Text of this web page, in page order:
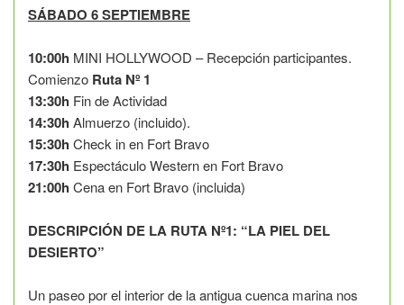
SÁBADO 6 SEPTIEMBRE
10:00h MINI HOLLYWOOD – Recepción participantes.
Comienzo Ruta Nº 1
13:30h Fin de Actividad
14:30h Almuerzo (incluido).
15:30h Check in en Fort Bravo
17:30h Espectáculo Western en Fort Bravo
21:00h Cena en Fort Bravo (incluida)
DESCRIPCIÓN DE LA RUTA Nº1: “LA PIEL DEL
DESIERTO”
Un paseo por el interior de la antigua cuenca marina nos